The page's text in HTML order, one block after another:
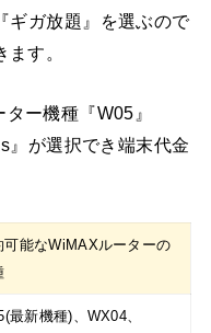
ギガ放題』を選ぶので
す。
ー機種『W05』
』が選択でき端末代金
可能なWiMAXルーターの
最新機種)、WX04、